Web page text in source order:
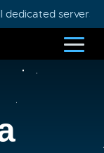
dedicated servers